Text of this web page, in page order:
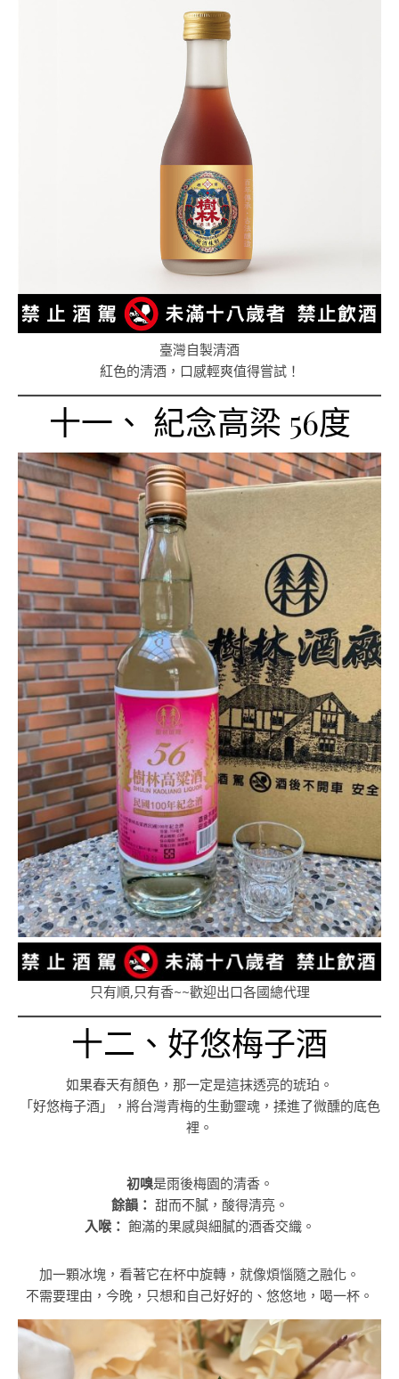
臺灣自製清酒
紅色的清酒，口感輕爽值得嘗試！
十一、 紀念高梁 56度
只有順,只有香~~歡迎出口各國總代理
十二、好悠梅子酒
如果春天有顏色，那一定是這抹透亮的琥珀。
「好悠梅子酒」，將台灣青梅的生動靈魂，揉進了微醺的底色
裡。
初嗅是雨後梅園的清香。
餘韻： 甜而不膩，酸得清亮。
入喉： 飽滿的果感與細膩的酒香交織。
加一顆冰塊，看著它在杯中旋轉，就像煩惱隨之融化。
不需要理由，今晚，只想和自己好好的、悠悠地，喝一杯。